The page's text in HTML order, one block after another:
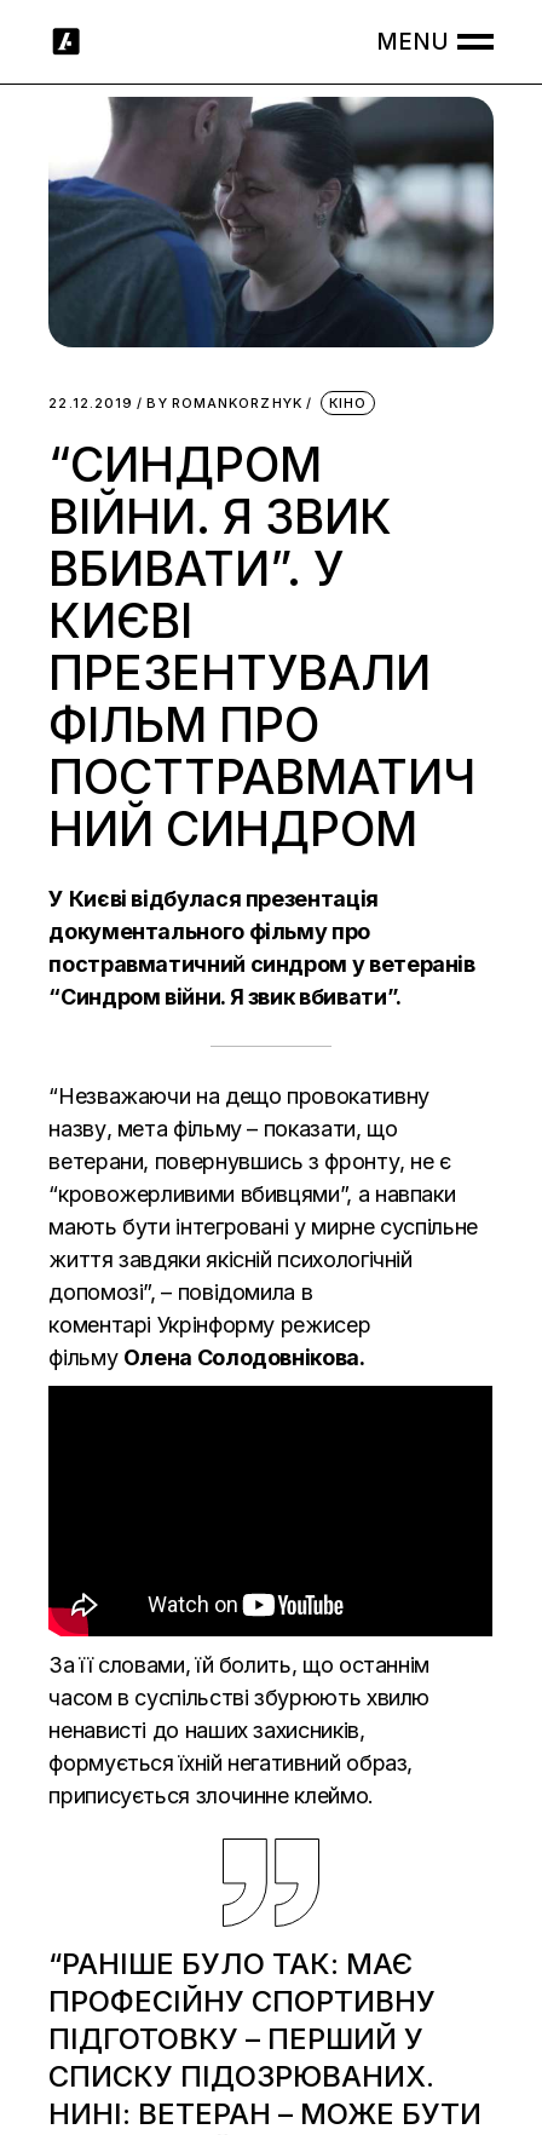
22.12.2019 BY ROMANKORZHYK КІНО
“СИНДРОМ
ВІЙНИ. Я ЗВИК
ВБИВАТИ”. У
КИЄВІ
ПРЕЗЕНТУВАЛИ
ФІЛЬМ ПРО
ПОСТТРАВМАТИЧ
НИЙ СИНДРОМ
У Києві відбулася презентація
документального фільму про
постравматичний синдром у ветеранів
“Синдром війни. Я звик вбивати”.
“Незважаючи на дещо провокативну
назву, мета фільму – показати, що
ветерани, повернувшись з фронту, не є
“кровожерливими вбивцями”, а навпаки
мають бути інтегровані у мирне суспільне
життя завдяки якісній психологічній
допомозі”, – повідомила в
коментарі Укрінформу режисер
фільму Олена Солодовнікова.
За її словами, їй болить, що останнім
часом в суспільстві збурюють хвилю
ненависті до наших захисників,
формується їхній негативний образ,
приписується злочинне клеймо.
“РАНІШЕ БУЛО ТАК: МАЄ
ПРОФЕСІЙНУ СПОРТИВНУ
ПІДГОТОВКУ – ПЕРШИЙ У
СПИСКУ ПІДОЗРЮВАНИХ.
НИНІ: ВЕТЕРАН – МОЖЕ БУТИ